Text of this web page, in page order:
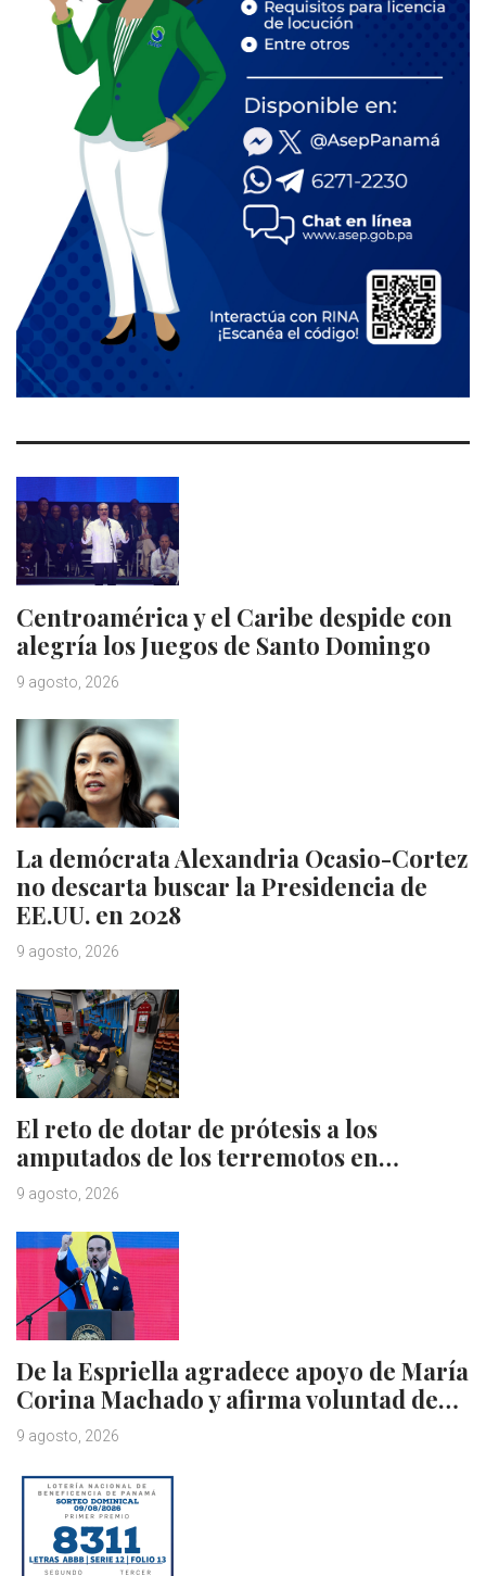
Centroamérica y el Caribe despide con
alegría los Juegos de Santo Domingo
9 agosto, 2026
La demócrata Alexandria Ocasio-Cortez
no descarta buscar la Presidencia de
EE.UU. en 2028
9 agosto, 2026
El reto de dotar de prótesis a los
amputados de los terremotos en…
9 agosto, 2026
De la Espriella agradece apoyo de María
Corina Machado y afirma voluntad de…
9 agosto, 2026